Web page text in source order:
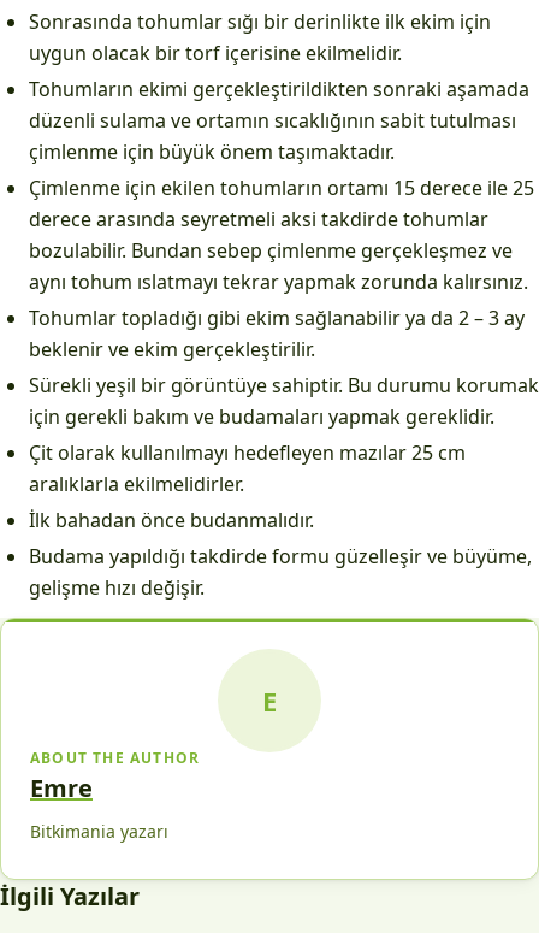
Sonrasında tohumlar sığı bir derinlikte ilk ekim için
uygun olacak bir torf içerisine ekilmelidir.
Tohumların ekimi gerçekleştirildikten sonraki aşamada
düzenli sulama ve ortamın sıcaklığının sabit tutulması
çimlenme için büyük önem taşımaktadır.
Çimlenme için ekilen tohumların ortamı 15 derece ile 25
derece arasında seyretmeli aksi takdirde tohumlar
bozulabilir. Bundan sebep çimlenme gerçekleşmez ve
aynı tohum ıslatmayı tekrar yapmak zorunda kalırsınız.
Tohumlar topladığı gibi ekim sağlanabilir ya da 2 – 3 ay
beklenir ve ekim gerçekleştirilir.
Sürekli yeşil bir görüntüye sahiptir. Bu durumu korumak
için gerekli bakım ve budamaları yapmak gereklidir.
Çit olarak kullanılmayı hedefleyen mazılar 25 cm
aralıklarla ekilmelidirler.
İlk bahadan önce budanmalıdır.
Budama yapıldığı takdirde formu güzelleşir ve büyüme,
gelişme hızı değişir.
E
ABOUT THE AUTHOR
Emre
Bitkimania yazarı
İlgili Yazılar